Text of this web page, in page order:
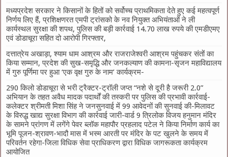
मध्यप्रदेश सरकार ने किसानों के हितों को सर्वोच्च प्राथमिकता देते हुए कई महत्वपूर्ण
निर्णय लिए हैं, प्रशिक्षणरत एमपी ट्रांसको के नव नियुक्त अभियंताओं ने ली
कार्यस्थल सुरक्षा की शपथ, पुलिस की बड़ी कार्रवाई 14.70 लाख रुपये की एमडीएमए
एवं डोडाचूरा सहित दो आरोपी गिरफ्तार,
दत्तात्रेय अखाड़ा, श्याम धाम आश्रम और राजराजेश्वरी आश्रम पहुंचकर संतों का
किया सम्मान, प्रदेश की सुख-समृद्धि और जनकल्याण की कामना-सृजन महाविद्यालय
में गुरु पूर्णिमा पर हुआ ‘एक वृक्ष गुरु के नाम’ कार्यक्रम-
290 किलो डोडाचूरा से भरी ट्रैक्टर-ट्रॉली जप्त “नशे से दूरी है जरूरी 2.0”
अभियान के तहत अवैध मादक पदार्थों की तस्करी पर पुलिस की प्रभावी कार्रवाई-
कलेक्टर श्रीमती मिशा सिंह ने जनसुनवाई में 99 आवेदनों की सुनवाई की-मिलावट
के विरुद्ध खाद्य सुरक्षा विभाग की कार्रवाई जारी-वार्ड 9 त्रिलोक विजय हनुमान मंदिर
के सामने प्रांगण में लगेंगे पेवर ब्लॉक महापौर प्रहलाद पटेल ने किया निर्माण कार्य का
भूमि पूजन-श्रावण-भादौ मास में भस्म आरती पर मंदिर के पट खुलने के समय में
परिवर्तन रहेगा-जिला विधिक सेवा प्राधिकरण द्वारा विधिक जागरूकता कार्यक्रम
आयोजित